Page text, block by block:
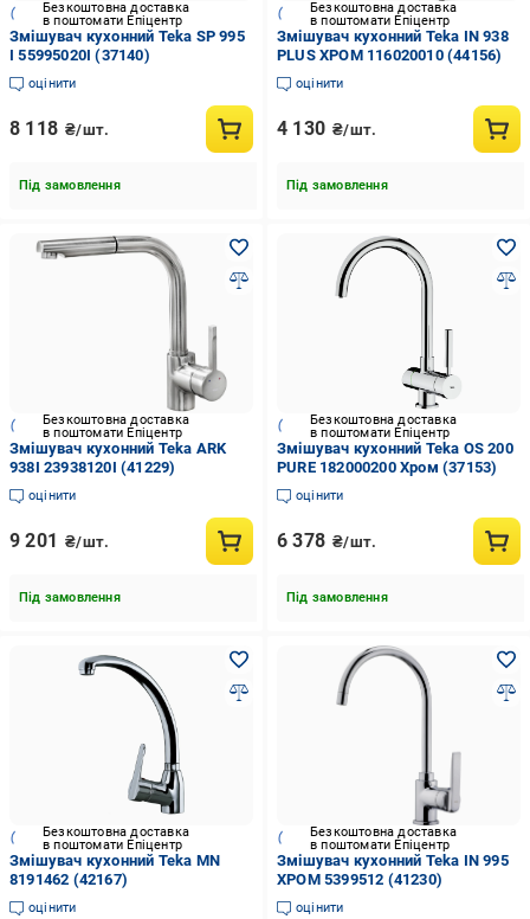
Безкоштовна доставка
в поштомати Епіцентр
Змішувач кухонний Teka SP 995
I 55995020I (37140)
оцінити
8 118 ₴/шт.
Під замовлення
Безкоштовна доставка
в поштомати Епіцентр
Змішувач кухонний Teka IN 938
PLUS ХРОМ 116020010 (44156)
оцінити
4 130 ₴/шт.
Під замовлення
Безкоштовна доставка
в поштомати Епіцентр
Змішувач кухонний Teka ARK
938I 23938120I (41229)
оцінити
9 201 ₴/шт.
Під замовлення
Безкоштовна доставка
в поштомати Епіцентр
Змішувач кухонний Teka OS 200
PURE 182000200 Хром (37153)
оцінити
6 378 ₴/шт.
Під замовлення
Безкоштовна доставка
в поштомати Епіцентр
Змішувач кухонний Teka MN
8191462 (42167)
оцінити
Безкоштовна доставка
в поштомати Епіцентр
Змішувач кухонний Teka IN 995
ХРОМ 5399512 (41230)
оцінити